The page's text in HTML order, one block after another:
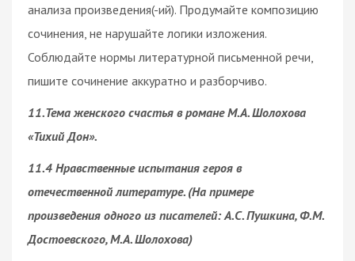
анализа произведения(-ий). Продумайте композицию
сочинения, не нарушайте логики изложения.
Соблюдайте нормы литературной письменной речи,
пишите сочинение аккуратно и разборчиво.
11.Тема женского счастья в романе М.А. Шолохова
«Тихий Дон».
11.4 Нравственные испытания героя в
отечественной литературе. (На примере
произведения одного из писателей: А.С. Пушкина, Ф.М.
Достоевского, М.А. Шолохова)